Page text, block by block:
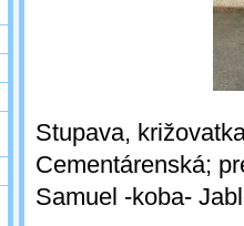
Stupava,
Cementárenská;
Samuel -koba-